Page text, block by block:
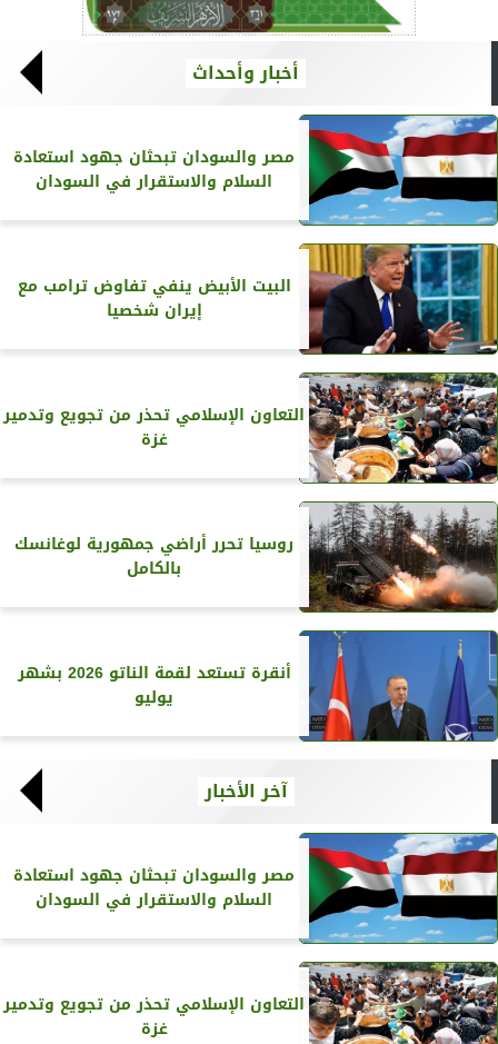
أخبار وأحداث
مصر والسودان تبحثان جهود استعادة
السلام والاستقرار في السودان
البيت الأبيض ينفي تفاوض ترامب مع
إيران شخصيا
التعاون الإسلامي تحذر من تجويع وتدمير
غزة
روسيا تحرر أراضي جمهورية لوغانسك
بالكامل
أنقرة تستعد لقمة الناتو 2026 بشهر
يوليو
آخر الأخبار
مصر والسودان تبحثان جهود استعادة
السلام والاستقرار في السودان
التعاون الإسلامي تحذر من تجويع وتدمير
غزة